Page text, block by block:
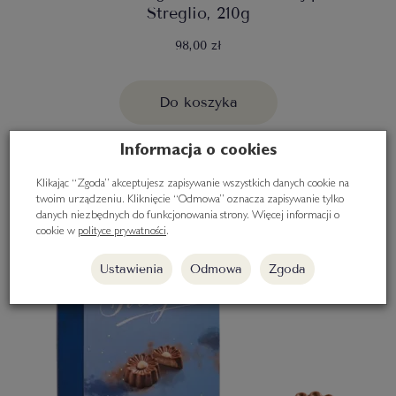
Streglio, 210g
98,00 zł
Do koszyka
Informacja o cookies
Klikając “Zgoda” akceptujesz zapisywanie wszystkich danych cookie na
twoim urządzeniu. Kliknięcie “Odmowa” oznacza zapisywanie tylko
danych niezbędnych do funkcjonowania strony. Więcej informacji o
cookie w polityce prywatności.
Ustawienia Odmowa Zgoda